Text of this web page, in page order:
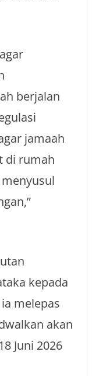
berjalan
jamaah
di rumah
kepada
melepas
akan
Juni 2026